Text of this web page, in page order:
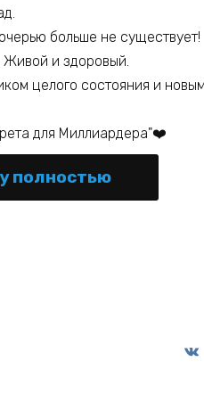
больше не существует!
Живой и здоровый.
целого состояния и
для Миллиардера"❤️
полностью